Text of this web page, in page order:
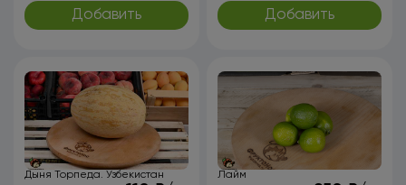
Добавить Добавить
Дыня Торпеда. Узбекистан Лайм